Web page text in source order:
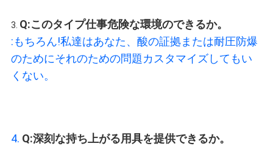
3. Q:このタイプ仕事危険な環境のできるか。
:もちろん!私達はあなた、酸の証拠または耐圧防爆
のためにそれのための問題カスタマイズしてもい
くない。
4. Q:深刻な持ち上がる用具を提供できるか。